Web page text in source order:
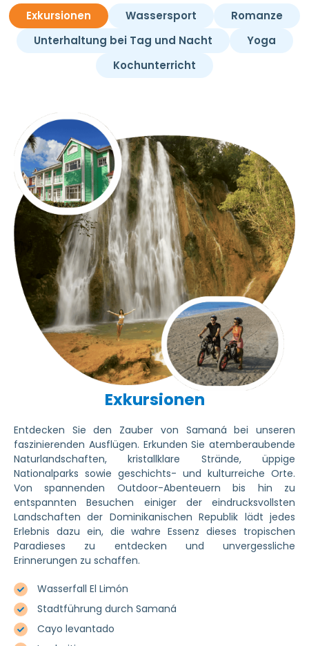
Exkursionen Wassersport
Romanze
Unterhaltung bei Tag und Nacht
Yoga
Kochunterricht
Exkursionen
Entdecken Sie den Zauber von Samaná bei unseren
faszinierenden Ausflügen. Erkunden Sie atemberaubende
Naturlandschaften, kristallklare Strände, üppige
Nationalparks sowie geschichts- und kulturreiche Orte.
Von spannenden Outdoor-Abenteuern bis hin zu
entspannten Besuchen einiger der eindrucksvollsten
Landschaften der Dominikanischen Republik lädt jedes
Erlebnis dazu ein, die wahre Essenz dieses tropischen
Paradieses zu entdecken und unvergessliche
Erinnerungen zu schaffen.
Wasserfall El Limón
Stadtführung durch Samaná
Cayo levantado